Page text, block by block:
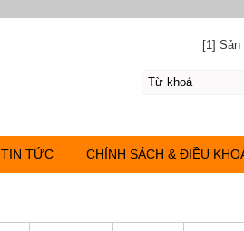
[1] Sản
TIN TỨC CHÍNH SÁCH & ĐIỀU